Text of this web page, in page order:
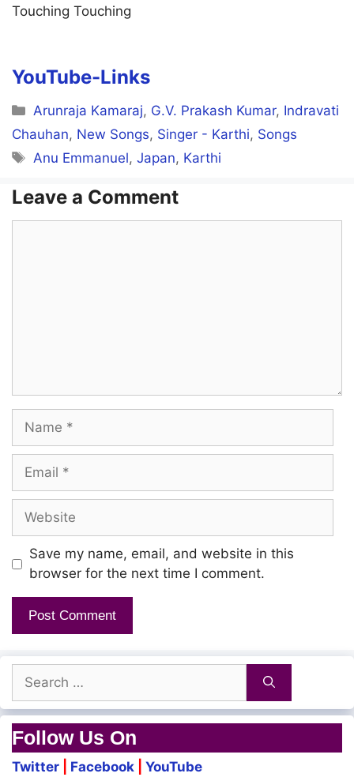
Touching Touching
YouTube-Links
Categories
Arunraja Kamaraj, G.V. Prakash Kumar, Indravati
Chauhan, New Songs, Singer - Karthi, Songs
Tags
Anu Emmanuel,Japan, Karthi
Leave a Comment
Name
Email
Website
Save my name, email, and website in this
browser for the next time I comment.
Search
for:
Follow Us On
Twitter Facebook YouTube